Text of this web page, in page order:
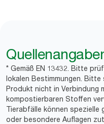
* Gemäß EN 13432. Bitte
lokalen Bestimmungen.
Produkt nicht in Verbindung
kompostierbaren Stoffen
Tierabfälle können spezielle
oder besondere Auflagen